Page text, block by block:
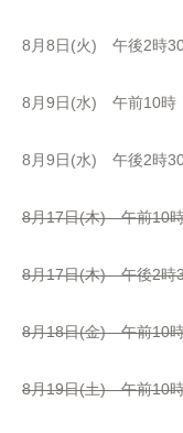
8月8日(火) 午後2時30
8月9日(水) 午前10時
8月9日(水) 午後2時30
8月17日(木) 午前10
8月17日(木) 午後2時
8月18日(金) 午前10
8月19日(土) 午前10